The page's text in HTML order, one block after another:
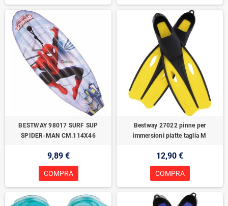
BESTWAY 98017 SURF SUP
SPIDER-MAN CM.114X46
9,89 €
COMPRA
Bestway 27022 pinne per
immersioni piatte taglia M
12,90 €
COMPRA